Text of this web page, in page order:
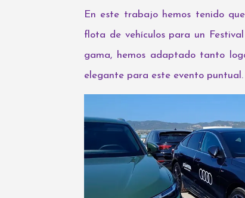
En este trabajo hemos tenido
flota de vehículos para un
gama, hemos adaptado tanto
elegante para este evento puntual.